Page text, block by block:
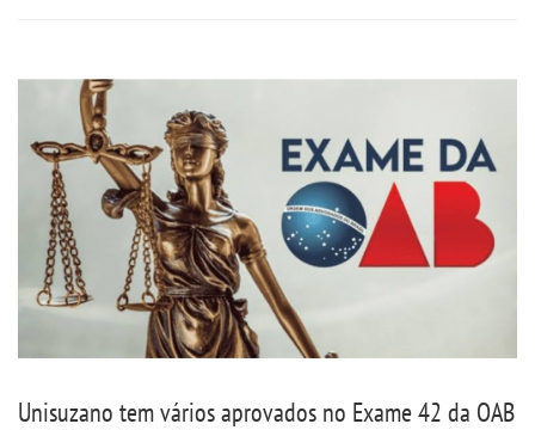
Unisuzano tem vários aprovados no Exame 42 da OAB